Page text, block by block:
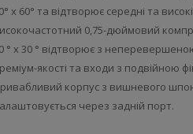
x 60° та відтворює середні та
0,75-дюймовий
° x 30 ° відтворює з
якості та входи з подвійною
корпус з вишневого
через задній порт.